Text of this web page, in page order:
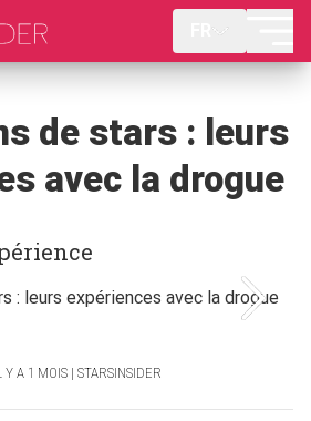
de stars : leurs
avec la drogue
A 1 MOIS | STARSINSIDER